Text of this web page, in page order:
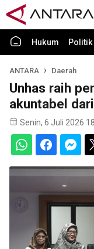
Hukum Politik
ANTARA Daerah
Unhas raih
akuntabel
Senin, 6 Juli 2026